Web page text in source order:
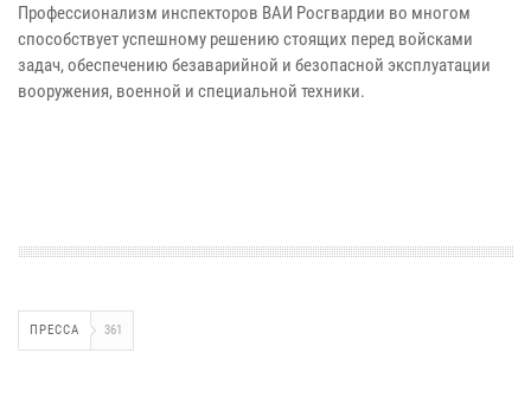
Профессионализм инспекторов ВАИ Росгвардии во многом
способствует успешному решению стоящих перед войсками
задач, обеспечению безаварийной и безопасной эксплуатации
вооружения, военной и специальной техники.
ПРЕССА 361